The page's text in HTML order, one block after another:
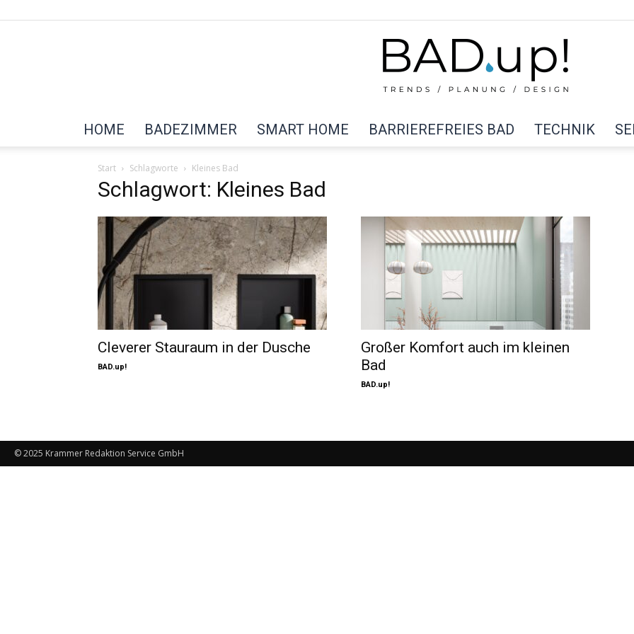
up
HOME BADEZIMMER SMART HOME BARRIEREFREIES BAD TECHNIK
Start Schlagworte Kleines Bad
Schlagwort: Kleines Bad
Cleverer Stauraum in der Dusche
BAD.up!
Großer Komfort auch im kleinen
Bad
BAD.up!
© 2025 Krammer Redaktion Service GmbH